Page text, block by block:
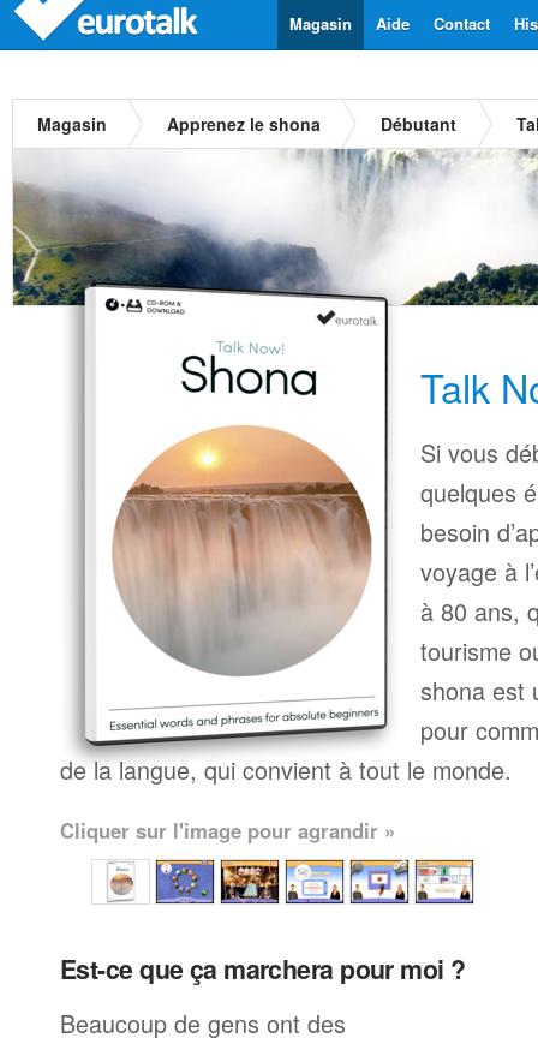
Contact
Aide
Magasin
Magasin Apprenez le shona Débutant
Talk
Si vous
quelques
besoin
voyage à
à 80 ans,
tourisme
shona est
pour
de la langue, qui convient à tout le monde.
Cliquer sur l'image pour agrandir »
Est-ce que ça marchera pour moi ?
Beaucoup de gens ont des